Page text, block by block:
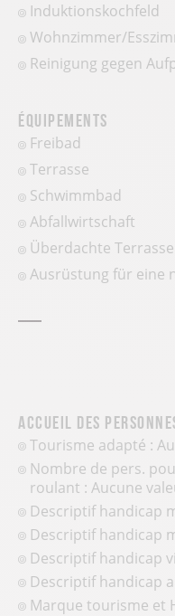
Induktionskochfeld
Wohnzimmer/
Reinigung gegen
Équipements
Freibad
Terrasse
Schwimmbad
Abfallwirtschaft
Überdachte Terrasse
Ausrüstung für eine
Accueil des
Tourisme adapté :
Nombre de pers.
roulant : Aucune
Descriptif handicap
Descriptif handicap
Descriptif handicap
Descriptif handicap
Marque tourisme et